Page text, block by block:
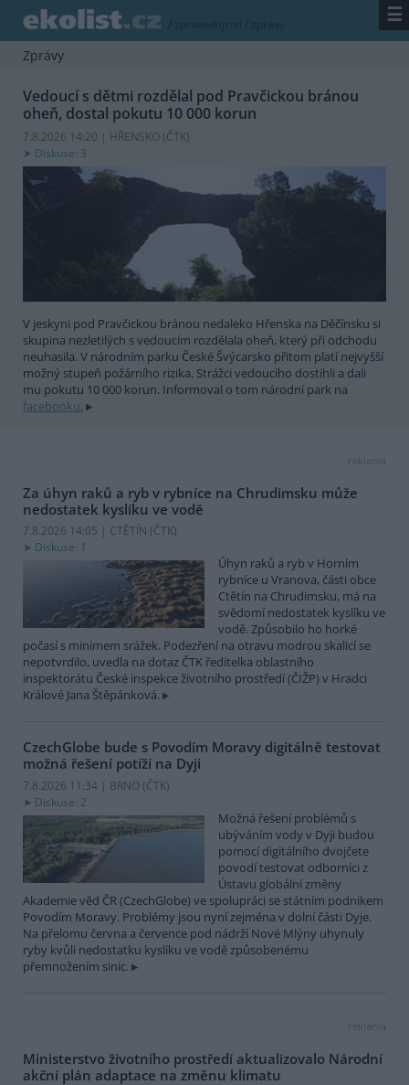
/ zpravodajství / zprávy ☰
Zprávy
Vedoucí s dětmi rozdělal pod Pravčickou bránou
oheň, dostal pokutu 10 000 korun
7.8.2026 14:20 | HŘENSKO (ČTK)
Diskuse: 3
V jeskyni pod Pravčickou bránou nedaleko Hřenska na Děčínsku si
skupina nezletilých s vedoucím rozdělala oheň, který při odchodu
neuhasila. V národním parku České Švýcarsko přitom platí nejvyšší
možný stupeň požárního rizika. Strážci vedoucího dostihli a dali
mu pokutu 10 000 korun. Informoval o tom národní park na
facebooku.
reklama
Za úhyn raků a ryb v rybníce na Chrudimsku může
nedostatek kyslíku ve vodě
7.8.2026 14:05 | CTĚTÍN (ČTK)
Diskuse: 1
Úhyn raků a ryb v Horním
rybníce u Vranova, části obce
Ctětín na Chrudimsku, má na
svědomí nedostatek kyslíku ve
vodě. Způsobilo ho horké
počasí s minimem srážek. Podezření na otravu modrou skalicí se
nepotvrdilo, uvedla na dotaz ČTK ředitelka oblastního
inspektorátu České inspekce životního prostředí (ČIŽP) v Hradci
Králové Jana Štěpánková.
CzechGlobe bude s Povodím Moravy digitálně testovat
možná řešení potíží na Dyji
7.8.2026 11:34 | BRNO (ČTK)
Diskuse: 2
Možná řešení problémů s
ubýváním vody v Dyji budou
pomocí digitálního dvojčete
povodí testovat odborníci z
Ústavu globální změny
Akademie věd ČR (CzechGlobe) ve spolupráci se státním podnikem
Povodím Moravy. Problémy jsou nyní zejména v dolní části Dyje.
Na přelomu června a července pod nádrží Nové Mlýny uhynuly
ryby kvůli nedostatku kyslíku ve vodě způsobenému
přemnožením sinic.
reklama
Ministerstvo životního prostředí aktualizovalo Národní
akční plán adaptace na změnu klimatu